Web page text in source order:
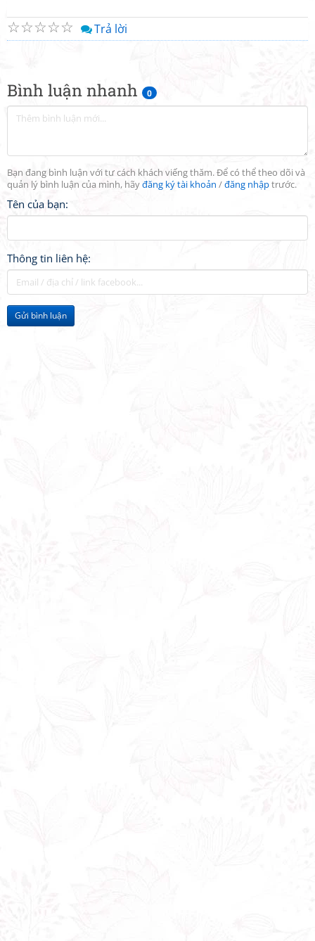
Bình luận nhanh 0
Bạn đang bình luận với tư cách khách viếng thăm. Để có thể theo dõi và
quản lý bình luận của mình, hãyđăng ký tài khoản /đăng nhậptrước.
Tên của bạn:
Thông tin liên hệ:
Gửi bình luận
☆
☆
☆
☆
☆ Trả lời